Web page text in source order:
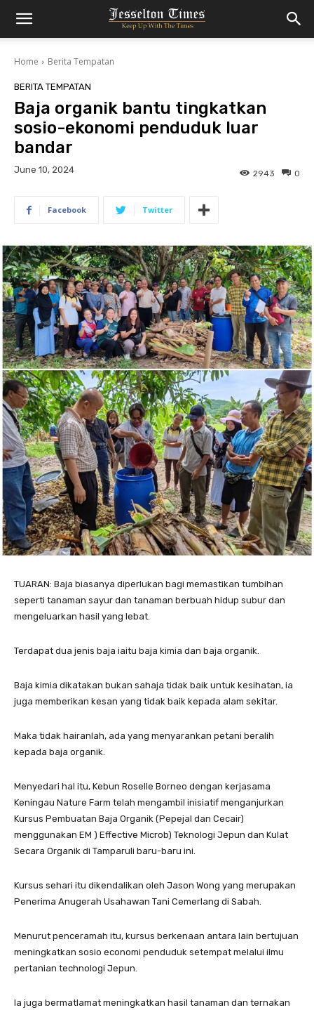
Home Berita Tempatan
BERITA TEMPATAN
Baja organik bantu tingkatkan
sosio-ekonomi penduduk luar
bandar
June 10, 2024 0
2943
Facebook Twitter
TUARAN: Baja biasanya diperlukan bagi memastikan tumbihan
seperti tanaman sayur dan tanaman berbuah hidup subur dan
mengeluarkan hasil yang lebat.
Terdapat dua jenis baja iaitu baja kimia dan baja organik.
Baja kimia dikatakan bukan sahaja tidak baik untuk kesihatan, ia
juga memberikan kesan yang tidak baik kepada alam sekitar.
Maka tidak hairanlah, ada yang menyarankan petani beralih
kepada baja organik.
Menyedari hal itu, Kebun Roselle Borneo dengan kerjasama
Keningau Nature Farm telah mengambil inisiatif menganjurkan
Kursus Pembuatan Baja Organik (Pepejal dan Cecair)
menggunakan EM ) Effective Microb) Teknologi Jepun dan Kulat
Secara Organik di Tamparuli baru-baru ini.
Kursus sehari itu dikendalikan oleh Jason Wong yang merupakan
Penerima Anugerah Usahawan Tani Cemerlang di Sabah.
Menurut penceramah itu, kursus berkenaan antara lain bertujuan
meningkatkan sosio economi penduduk setempat melalui ilmu
pertanian technologi Jepun.
Ia juga bermatlamat meningkatkan hasil tanaman dan ternakan